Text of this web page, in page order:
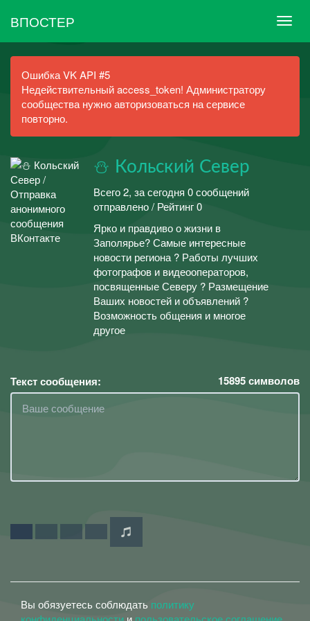
ВПОСТЕР
Ошибка VK API #5
Недействительный access_token! Администратору
сообщества нужно авторизоваться на сервисе
повторно.
⛄ Кольский Север
Всего 2, за сегодня 0 сообщений
отправлено / Рейтинг 0
Ярко и правдиво о жизни в
Заполярье? Самые интересные
новости региона ? Работы лучших
фотографов и видеооператоров,
посвященные Северу ? Размещение
Ваших новостей и объявлений ?
Возможность общения и многое
другое
Текст сообщения: 15895символов
Вы обязуетесь соблюдать политику